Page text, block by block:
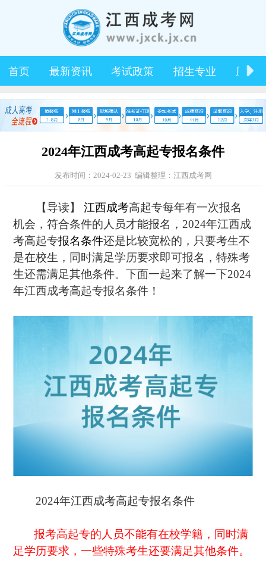
首页 最新资讯 考试政策 招生专业 历年
2024年江西成考高起专报名条件
发布时间：2024-02-23 编辑整理：江西成考网
【导读】江西成考高起专每年有一次报名
机会，符合条件的人员才能报名，2024年江西成
考高起专报名条件还是比较宽松的，只要考生不
是在校生，同时满足学历要求即可报名，特殊考
生还需满足其他条件。下面一起来了解一下2024
年江西成考高起专报名条件！
2024年江西成考高起专报名条件
报考高起专的人员不能有在校学籍，同时满
足学历要求，一些特殊考生还要满足其他条件。